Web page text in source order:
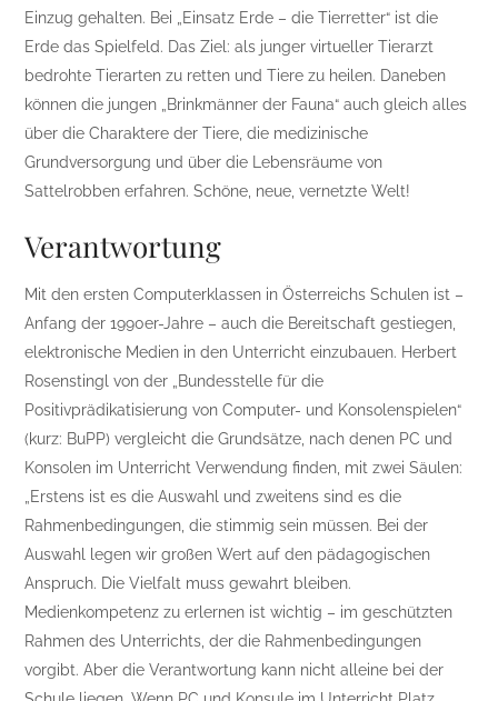
Einzug gehalten. Bei „Einsatz Erde – die Tierretter“ ist die
Erde das Spielfeld. Das Ziel: als junger virtueller Tierarzt
bedrohte Tierarten zu retten und Tiere zu heilen. Daneben
können die jungen „Brinkmänner der Fauna“ auch gleich alles
über die Charaktere der Tiere, die medizinische
Grundversorgung und über die Lebensräume von
Sattelrobben erfahren. Schöne, neue, vernetzte Welt!
Verantwortung
Mit den ersten Computerklassen in Österreichs Schulen ist –
Anfang der 1990er-Jahre – auch die Bereitschaft gestiegen,
elektronische Medien in den Unterricht einzubauen. Herbert
Rosenstingl von der „Bundesstelle für die
Positivprädikatisierung von Computer- und Konsolenspielen“
(kurz: BuPP) vergleicht die Grundsätze, nach denen PC und
Konsolen im Unterricht Verwendung finden, mit zwei Säulen:
„Erstens ist es die Auswahl und zweitens sind es die
Rahmenbedingungen, die stimmig sein müssen. Bei der
Auswahl legen wir großen Wert auf den pädagogischen
Anspruch. Die Vielfalt muss gewahrt bleiben.
Medienkompetenz zu erlernen ist wichtig – im geschützten
Rahmen des Unterrichts, der die Rahmenbedingungen
vorgibt. Aber die Verantwortung kann nicht alleine bei der